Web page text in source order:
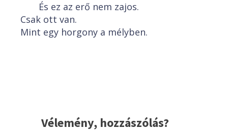
És ez az erő nem zajos.
Csak ott van.
Mint egy horgony a mélyben.
Vélemény, hozzászólás?